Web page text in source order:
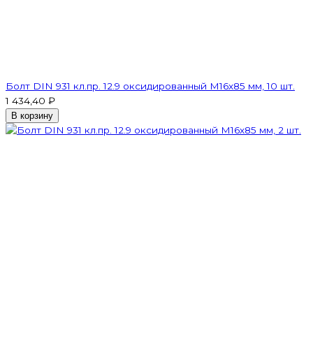
Болт DIN 931 кл.пр. 12.9 оксидированный M16х85 мм, 10 шт.
1 434,40 ₽
В корзину